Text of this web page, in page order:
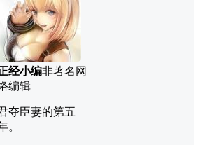
经小编非著名网
编辑
夺臣妻的第五
。